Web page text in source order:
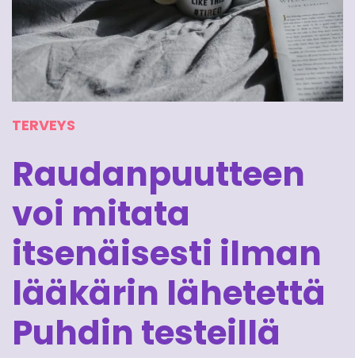
TERVEYS
Raudanpuutteen
voi mitata
itsenäisesti ilman
lääkärin lähetettä
Puhdin testeillä